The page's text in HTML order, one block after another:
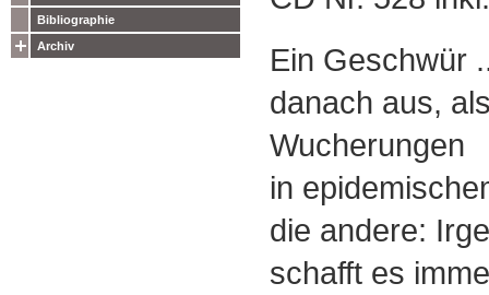
Bibliographie
Archiv
Ein Geschwür
danach aus,
Wucherungen
in
die andere:
schafft es